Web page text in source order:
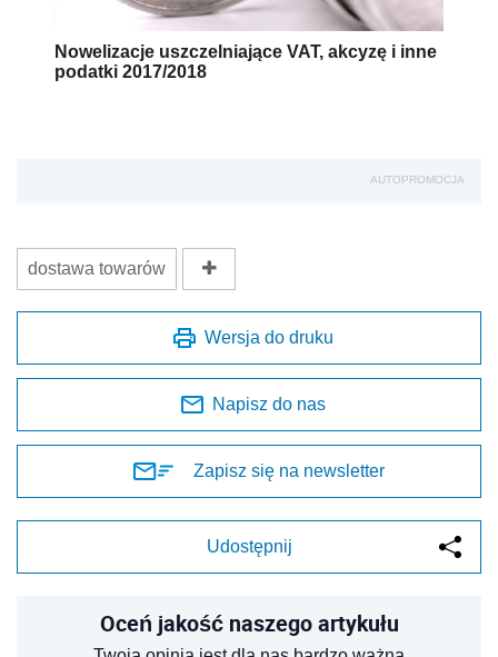
Nowelizacje uszczelniające VAT, akcyzę i inne
podatki 2017/2018
AUTOPROMOCJA
dostawa towarów
Wersja do druku
Napisz do nas
Zapisz się na newsletter
Udostępnij
Oceń jakość naszego artykułu